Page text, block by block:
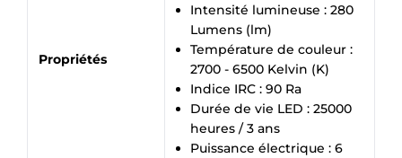
Propriétés
Intensité lumineuse : 280
Lumens (lm)
Température de couleur :
2700 - 6500 Kelvin (K)
Indice IRC : 90 Ra
Durée de vie LED : 25000
heures / 3 ans
Puissance électrique : 6